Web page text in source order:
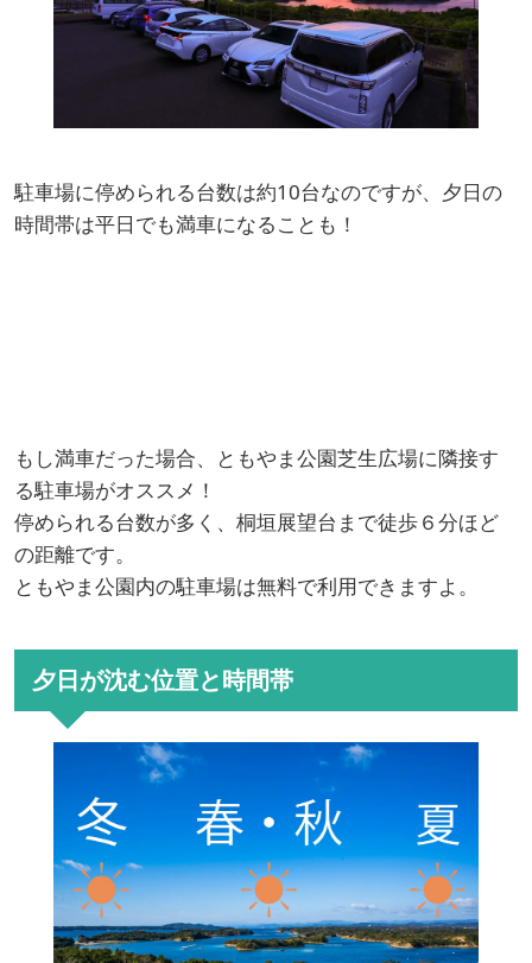
駐車場に停められる台数は約10台なのですが、夕日の
時間帯は平日でも満車になることも！
もし満車だった場合、ともやま公園芝生広場に隣接す
る駐車場がオススメ！
停められる台数が多く、桐垣展望台まで徒歩６分ほど
の距離です。
ともやま公園内の駐車場は無料で利用できますよ。
夕日が沈む位置と時間帯